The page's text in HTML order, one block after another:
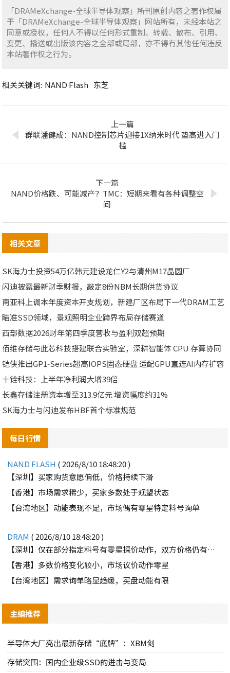
「DRAMeXchange-全球半导体观察」所刊原创内容之著作权属
于「DRAMeXchange-全球半导体观察」网站所有，未经本站之
同意或授权，任何人不得以任何形式重制、转载、散布、引用、
变更、播送或出版该内容之全部或局部，亦不得有其他任何违反
本站著作权之行为。
相关关键词: NAND Flash 东芝
上一篇
群联潘健成：NAND控制芯片迎接1X纳米时代 垫高进入门
槛
下一篇
NAND价格跌、可能减产？TMC：短期来看有各种调整空
间
相关文章
SK海力士投资54万亿韩元建设龙仁Y2与清州M17晶圆厂
闪迪披露最新财季财报，敲定8份NBM长期供货协议
南亚科上调本年度资本开支规划，新建厂区布局下一代DRAM工艺
瞄准SSD领域，景观照明企业跨界布局存储赛道
西部数据2026财年第四季度营收与盈利双超预期
佰维存储与此芯科技搭建联合实验室，深耕智能体 CPU 存算协同
铠侠推出GP1‑Series超高IOPS固态硬盘 适配GPU直连AI内存扩容
十铨科技：上半年净利润大增39倍
长鑫存储注册资本增至313.9亿元 增资幅度约31%
SK海力士与闪迪发布HBF首个标准规范
每日行情
NAND FLASH ( 2026/8/10 18:48:20 )
【深圳】买家购货意愿偏低，价格持续下滑
【香港】市场需求稀少，买家多数处于观望状态
【台湾地区】动能表现不足，市场偶有零星特定料号询单
DRAM ( 2026/8/10 18:48:20 )
【深圳】仅在部分指定料号有零星探价动作，双方价格仍有差距
【香港】多数价格变化较小，市场议价动作零星
【台湾地区】需求询单略显趋缓，买盘动能有限
主编推荐
半导体大厂亮出最新存储“底牌”：XBM剑
存储突围：国内企业级SSD的进击与变局